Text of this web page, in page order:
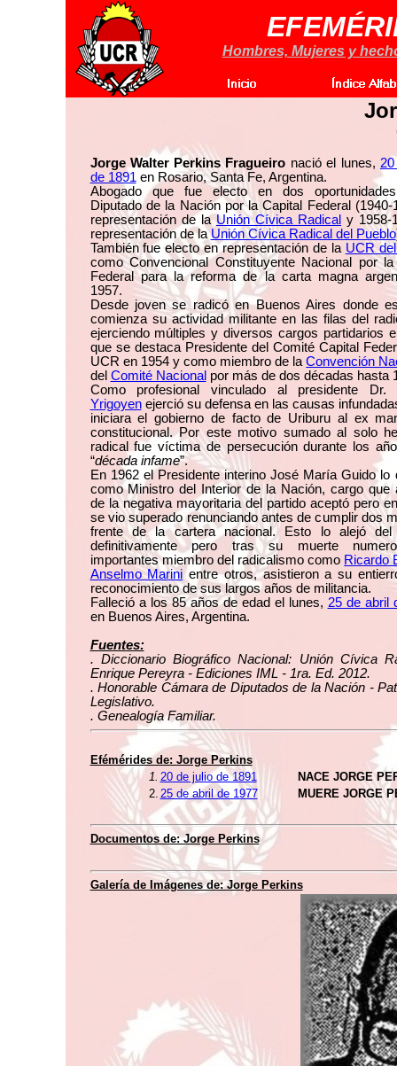
Hombres, Mujeres y
Jorge Walter Perkins Fragueiro nació el lunes,
de 1891 en Rosario, Santa Fe, Argentina.
Abogado que fue electo en dos
Diputado de la Nación por la Capital Federal (1940-
representación de laUnión Cívica Radical y 1958-
representación de laUnión Cívica Radical del Pueblo
También fue electo en representación de la UCR
como Convencional Constituyente Nacional por la
Federal para la reforma de la carta magna
1957.
Desde joven se radicó en Buenos Aires donde
comienza su actividad militante en las filas del
ejerciendo múltiples y diversos cargos partidarios
que se destaca Presidente del Comité Capital
UCR en 1954 y como miembro de laConvención
del Comité Nacional por más de dos décadas hasta
Como profesional vinculado al presidente Dr.
Yrigoyenejerció su defensa en las causas
iniciara el gobierno de facto de Uriburu al ex
constitucional. Por este motivo sumado al solo
radical fue víctima de persecución durante los
“década infame”.
En 1962 el Presidente interino José María Guido lo
como Ministro del Interior de la Nación, cargo que
de la negativa mayoritaria del partido aceptó pero
se vio superado renunciando antes de cumplir dos
frente de la cartera nacional. Esto lo alejó del
definitivamente pero tras su muerte
importantes miembro del radicalismo como Ricardo
Anselmo Marinientre otros, asistieron a su
reconocimiento de sus largos años de militancia.
Falleció a los 85 años de edad el lunes, 25 de abril
en Buenos Aires, Argentina.
Fuentes:
. Diccionario Biográfico Nacional: Unión Cívica
Enrique Pereyra - Ediciones IML - 1ra. Ed. 2012.
. Honorable Cámara de Diputados de la Nación -
Legislativo.
. Genealogía Familiar.
Efémérides de: Jorge Perkins
1. 20 de julio de 1891
NACE JORGE
2. 25 de abril de 1977 MUERE JORGE
Documentos de: Jorge Perkins
Galería de Imágenes de: Jorge Perkins